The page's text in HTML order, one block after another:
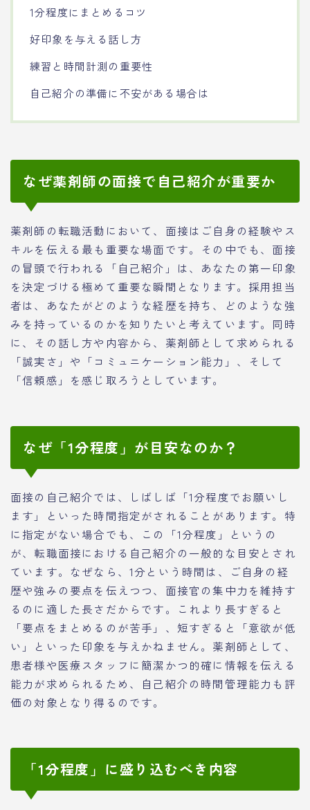
1分程度にまとめるコツ
好印象を与える話し方
練習と時間計測の重要性
自己紹介の準備に不安がある場合は
なぜ薬剤師の面接で自己紹介が重要か
薬剤師の転職活動において、面接はご自身の経験やス
キルを伝える最も重要な場面です。その中でも、面接
の冒頭で行われる「自己紹介」は、あなたの第一印象
を決定づける極めて重要な瞬間となります。採用担当
者は、あなたがどのような経歴を持ち、どのような強
みを持っているのかを知りたいと考えています。同時
に、その話し方や内容から、薬剤師として求められる
「誠実さ」や「コミュニケーション能力」、そして
「信頼感」を感じ取ろうとしています。
なぜ「1分程度」が目安なのか？
面接の自己紹介では、しばしば「1分程度でお願いし
ます」といった時間指定がされることがあります。特
に指定がない場合でも、この「1分程度」というの
が、転職面接における自己紹介の一般的な目安とされ
ています。なぜなら、1分という時間は、ご自身の経
歴や強みの要点を伝えつつ、面接官の集中力を維持す
るのに適した長さだからです。これより長すぎると
「要点をまとめるのが苦手」、短すぎると「意欲が低
い」といった印象を与えかねません。薬剤師として、
患者様や医療スタッフに簡潔かつ的確に情報を伝える
能力が求められるため、自己紹介の時間管理能力も評
価の対象となり得るのです。
「1分程度」に盛り込むべき内容